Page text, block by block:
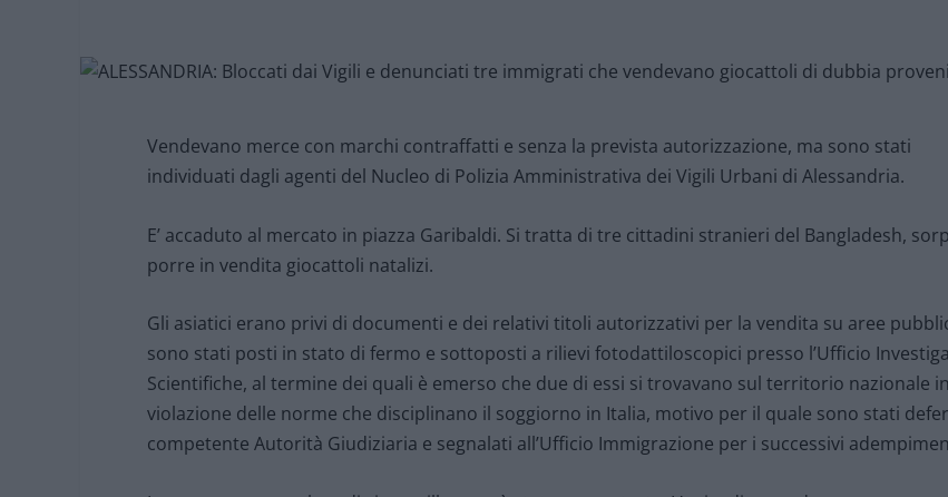
Vendevano merce con marchi contraffatti e senza la prevista autorizzazione, ma sono stati
individuati dagli agenti del Nucleo di Polizia Amministrativa dei Vigili Urbani di Alessandria.
E’ accaduto al mercato in piazza Garibaldi. Si tratta di tre cittadini stranieri del Bangladesh,
porre in vendita giocattoli natalizi.
Gli asiatici erano privi di documenti e dei relativi titoli autorizzativi per la vendita su aree
sono stati posti in stato di fermo e sottoposti a rilievi fotodattiloscopici presso l’Ufficio
Scientifiche, al termine dei quali è emerso che due di essi si trovavano sul territorio nazionale in
violazione delle norme che disciplinano il soggiorno in Italia, motivo per il quale sono stati
competente Autorità Giudiziaria e segnalati all’Ufficio Immigrazione per i successivi